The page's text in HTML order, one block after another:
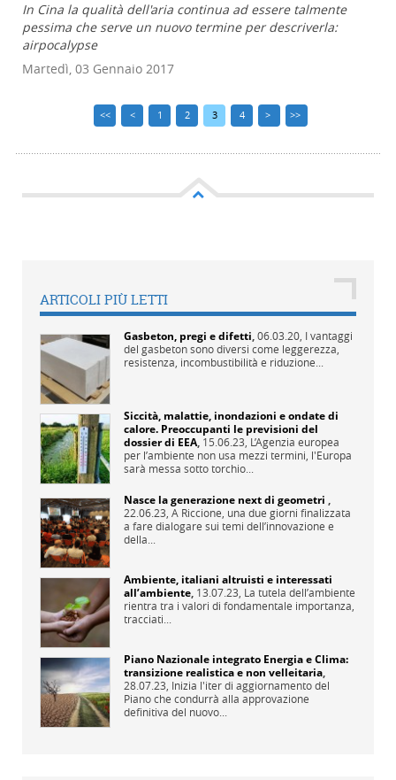
In Cina la qualità dell'aria continua ad essere talmente
pessima che serve un nuovo termine per descriverla:
airpocalypse
Martedì, 03 Gennaio 2017
<< < 1 2 3 4 > >>
ARTICOLI PIÙ LETTI
Gasbeton, pregi e difetti,06.03.20, I vantaggi
del gasbeton sono diversi come leggerezza,
resistenza, incombustibilità e riduzione...
Siccità, malattie, inondazioni e ondate di
calore. Preoccupanti le previsioni del
dossier di EEA, 15.06.23, L’Agenzia europea
per l’ambiente non usa mezzi termini, l'Europa
sarà messa sotto torchio...
Nasce la generazione next di geometri ,
22.06.23, A Riccione, una due giorni finalizzata
a fare dialogare sui temi dell’innovazione e
della...
Ambiente, italiani altruisti e interessati
all’ambiente, 13.07.23, La tutela dell’ambiente
rientra tra i valori di fondamentale importanza,
tracciati...
Piano Nazionale integrato Energia e Clima:
transizione realistica e non velleitaria,
28.07.23, Inizia l'iter di aggiornamento del
Piano che condurrà alla approvazione
definitiva del nuovo...